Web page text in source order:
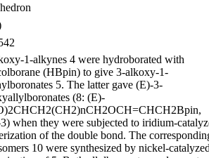
1-alkynes 4 were hydroborated with
(HBpin) to give 3-alkoxy-1-
5. The latter gave (E)-3-
(8: (E)-
when they were subjected to iridium-
of the double bond. The
10 were synthesized by nickel-